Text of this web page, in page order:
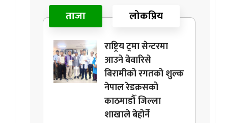
ताजा लोकप्रिय
राष्ट्रिय ट्रमा सेन्टरमा
आउने बेवारिसे
बिरामीको रगतको शुल्क
नेपाल रेडक्रसको
काठमाडौँ जिल्ला
शाखाले बेहोर्ने